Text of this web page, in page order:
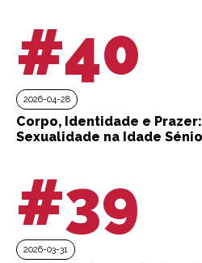
#40
2026-04-28
Corpo, Identidade e
Sexualidade na Idade
#39
2026-03-31